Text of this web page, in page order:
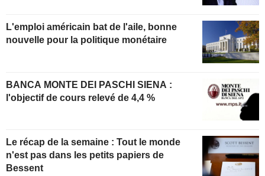
L'emploi américain bat de l'aile, bonne
nouvelle pour la politique monétaire
BANCA MONTE DEI PASCHI SIENA :
l'objectif de cours relevé de 4,4 %
Le récap de la semaine : Tout le monde
n'est pas dans les petits papiers de
Bessent